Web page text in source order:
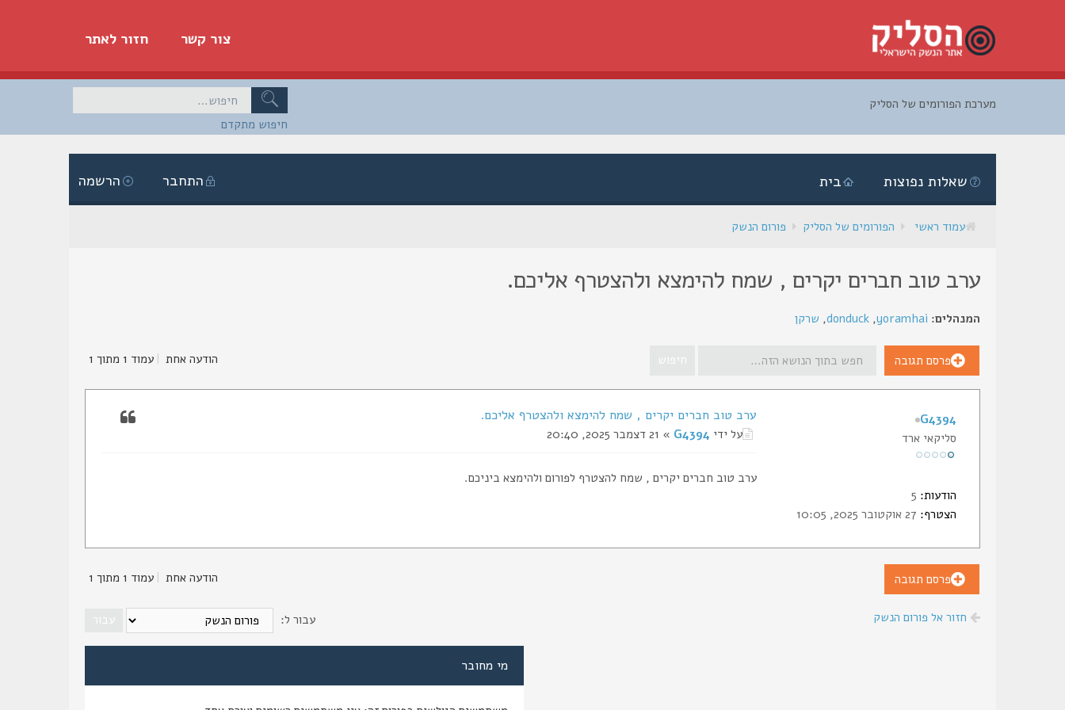
חזור לאתר צור קשר
חיפוש מתקדם
מערכת הפורומים של הסליק
הרשמה התחבר בית שאלות נפוצות
עמוד ראשי הפורומים של הסליק פורום הנשק
ערב טוב חברים יקרים , שמח להימצא ולהצטרף אליכם.
המנהלים: yoramhai
,
donduck
, שרקן
פרסם תגובה הודעה אחת עמוד 1 מתוך 1
ערב טוב חברים יקרים , שמח להימצא ולהצטרף אליכם.
על ידי G4394 » 21 דצמבר 2025, 20:40
ערב טוב חברים יקרים , שמח להצטרף לפורום ולהימצא ביניכם.
G4394
סליקאי ארד
הודעות:
הצטרף:
פרסם תגובה הודעה אחת עמוד 1 מתוך 1
חזור אל פורום הנשק עבור ל:
מי מחובר